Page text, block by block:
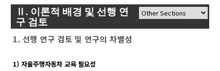
Ⅱ. 이론적 배경 및 선행 연
구 검토
1. 선행 연구 검토 및 연구의 차별성
1) 자율주행자동차 교육 필요성